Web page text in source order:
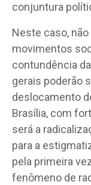
conjuntura
Neste caso,
movimentos
contundência
gerais poderão
deslocamento
Brasília, com
será a
para a
pela primeira
fenômeno de